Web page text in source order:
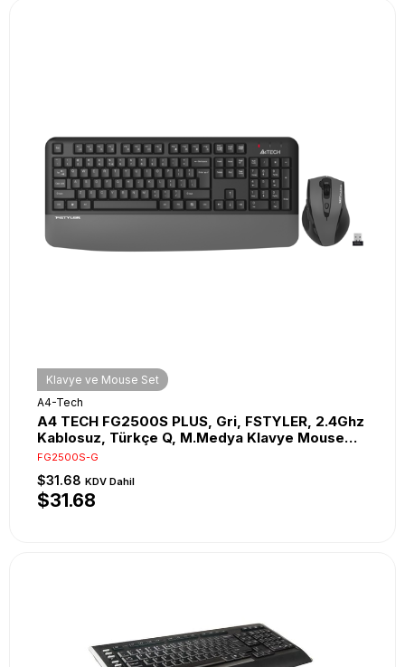
Klavye ve Mouse Set
A4-Tech
A4 TECH FG2500S PLUS, Gri, FSTYLER, 2.4Ghz
Kablosuz, Türkçe Q, M.Medya Klavye Mouse
Set
FG2500S-G
$31.68 KDV Dahil
$31.68